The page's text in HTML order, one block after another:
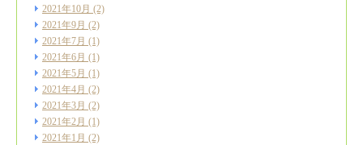
2021年10月 (2)
2021年9月 (2)
2021年7月 (1)
2021年6月 (1)
2021年5月 (1)
2021年4月 (2)
2021年3月 (2)
2021年2月 (1)
2021年1月 (2)